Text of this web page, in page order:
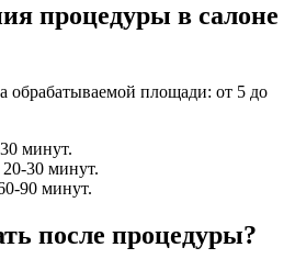
процедуры в салоне
обрабатываемой площади: от 5 до
минут.
30 минут.
90 минут.
после процедуры?